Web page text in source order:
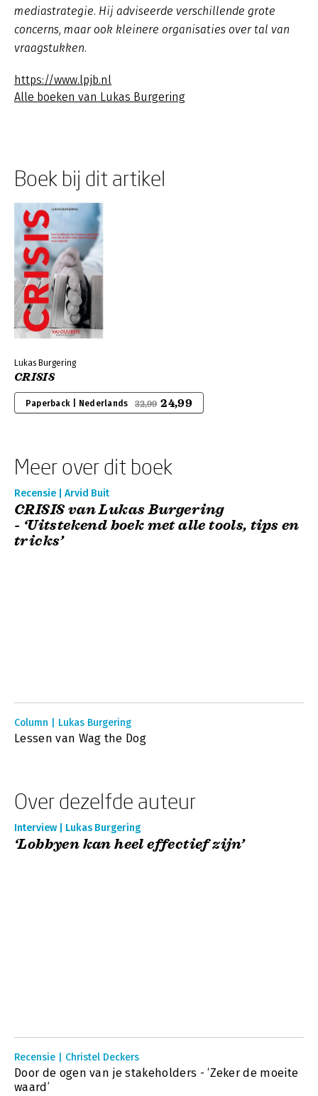
mediastrategie. Hij adviseerde verschillende grote
concerns, maar ook kleinere organisaties over tal van
vraagstukken.
https://www.lpjb.nl
Alle boeken van Lukas Burgering
Boek bij dit artikel
Lukas Burgering
CRISIS
Paperback | Nederlands 32,99 24,99
Meer over dit boek
Recensie | Arvid Buit
CRISIS van Lukas Burgering
- ‘Uitstekend boek met alle tools, tips en
tricks’
Column | Lukas Burgering
Lessen van Wag the Dog
Over dezelfde auteur
Interview | Lukas Burgering
‘Lobbyen kan heel effectief zijn’
Recensie | Christel Deckers
Door de ogen van je stakeholders - ‘Zeker de moeite
waard’